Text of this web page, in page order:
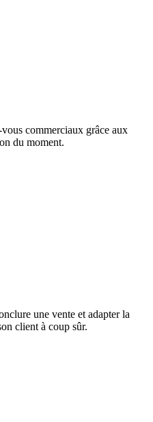
commerciaux grâce aux
du moment.
une vente et adapter la
client à coup sûr.